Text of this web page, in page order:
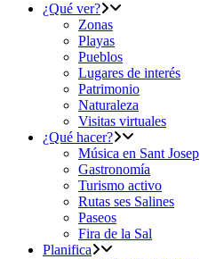
¿Qué ver?
Zonas
Playas
Pueblos
Lugares de interés
Patrimonio
Naturaleza
Visitas virtuales
¿Qué hacer?
Música en Sant Josep
Gastronomía
Turismo activo
Rutas ses Salines
Paseos
Fira de la Sal
Planifica